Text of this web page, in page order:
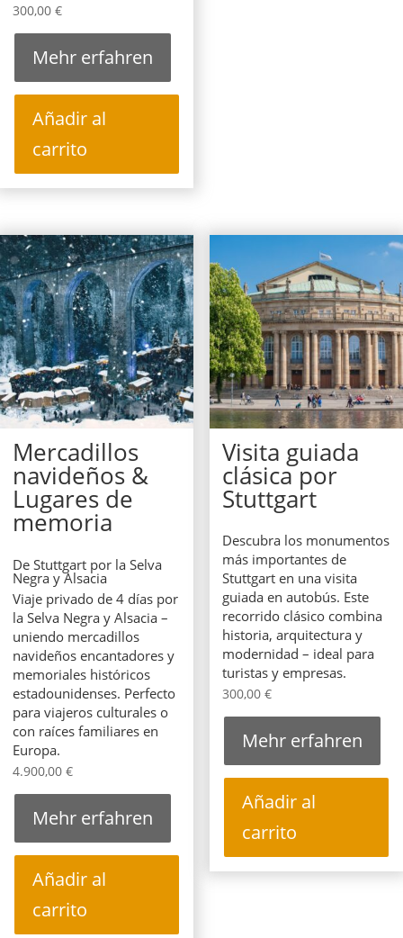
300,00 €
Mehr erfahren
Añadir al
carrito
Mercadillos
navideños &
Lugares de
memoria
De Stuttgart por la Selva
Negra y Alsacia
Viaje privado de 4 días por
la Selva Negra y Alsacia –
uniendo mercadillos
navideños encantadores y
memoriales históricos
estadounidenses. Perfecto
para viajeros culturales o
con raíces familiares en
Europa.
4.900,00 €
Mehr erfahren
Añadir al
carrito
Visita guiada
clásica por
Stuttgart
Descubra los monumentos
más importantes de
Stuttgart en una visita
guiada en autobús. Este
recorrido clásico combina
historia, arquitectura y
modernidad – ideal para
turistas y empresas.
300,00 €
Mehr erfahren
Añadir al
carrito